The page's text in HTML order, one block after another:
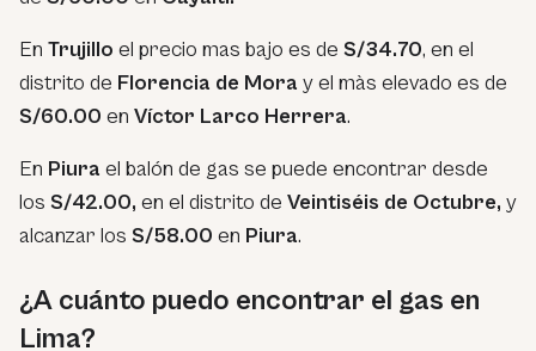
En Trujillo el precio mas bajo es de S/34.70, en el
distrito de Florencia de Mora y el màs elevado es de
S/60.00 en Víctor Larco Herrera.
En Piura el balón de gas se puede encontrar desde
los S/42.00, en el distrito de Veintiséis de Octubre, y
alcanzar los S/58.00 en Piura.
¿A cuánto puedo encontrar el gas en
Lima?